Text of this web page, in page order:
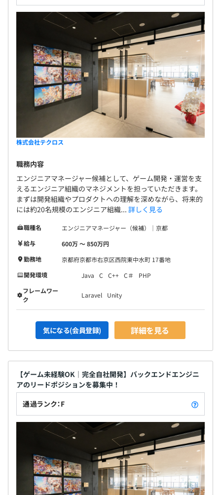
株式会社テクロス
職務内容
エンジニアマネージャー候補として、ゲーム開発・運営を支
えるエンジニア組織のマネジメントを担っていただきます。
まずは開発組織やプロダクトへの理解を深めながら、将来的
には約20名規模のエンジニア組織... 詳しく見る
職種名
エンジニアマネージャー（候補）｜京都
給与
600万 〜 850万円
勤務地
京都府京都市右京区西院東中水町 17番地
開発環境
Java C C++ C＃
PHP
フレームワー
ク
Laravel Unity
気になる(会員登録) 詳細を見る
【ゲーム未経験OK｜完全自社開発】バックエンドエンジニ
アのリードポジションを募集中！
通過ランク：F